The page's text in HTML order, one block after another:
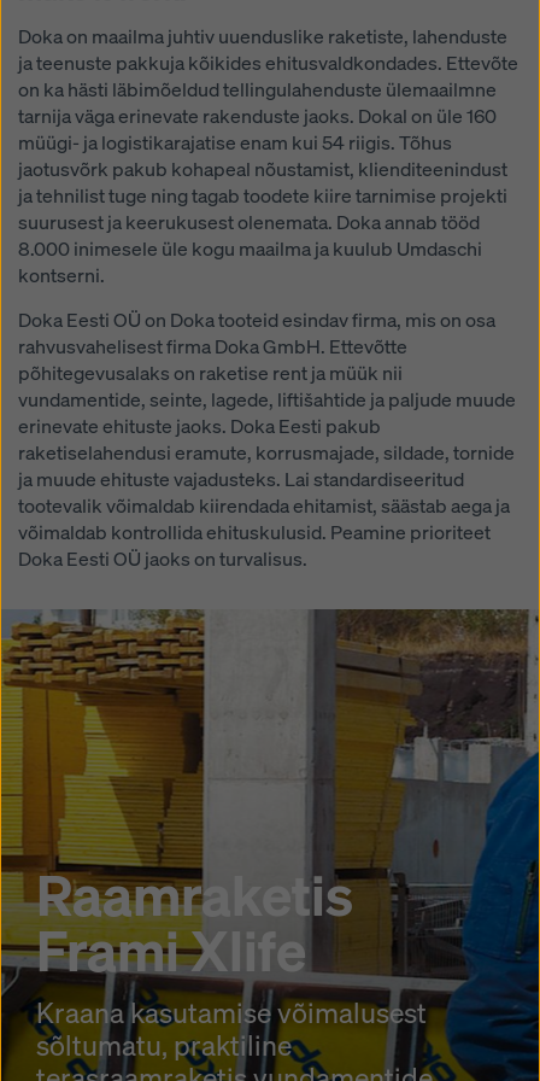
Doka on maailma juhtiv uuenduslike raketiste, lahenduste
ja teenuste pakkuja kõikides ehitusvaldkondades. Ettevõte
on ka hästi läbimõeldud tellingulahenduste ülemaailmne
tarnija väga erinevate rakenduste jaoks. Dokal on üle 160
müügi- ja logistikarajatise enam kui 54 riigis. Tõhus
jaotusvõrk pakub kohapeal nõustamist, klienditeenindust
ja tehnilist tuge ning tagab toodete kiire tarnimise projekti
suurusest ja keerukusest olenemata. Doka annab tööd
8.000 inimesele üle kogu maailma ja kuulub Umdaschi
kontserni.
Doka Eesti OÜ on Doka tooteid esindav firma, mis on osa
rahvusvahelisest firma Doka GmbH. Ettevõtte
põhitegevusalaks on raketise rent ja müük nii
vundamentide, seinte, lagede, liftišahtide ja paljude muude
erinevate ehituste jaoks. Doka Eesti pakub
raketiselahendusi eramute, korrusmajade, sildade, tornide
ja muude ehituste vajadusteks. Lai standardiseeritud
tootevalik võimaldab kiirendada ehitamist, säästab aega ja
võimaldab kontrollida ehituskulusid. Peamine prioriteet
Doka Eesti OÜ jaoks on turvalisus.
Raamraketis
Frami Xlife
Kraana kasutamise võimalusest
sõltumatu, praktiline